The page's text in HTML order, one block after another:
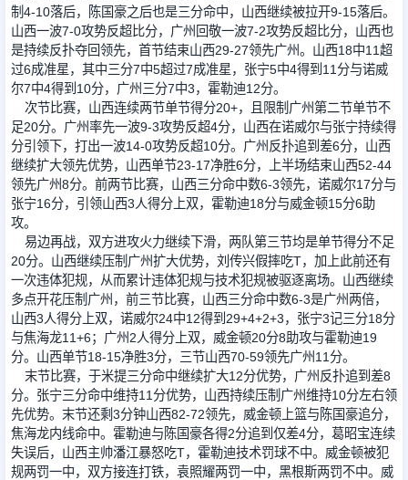
足球新闻
篮球新闻
制4-10落后，陈国豪之后也是三分命中，山西继续被拉开9-15落后。
山西一波7-0攻势反超比分，广州回敬一波7-2攻势反超比分，山西也
是持续反扑夺回领先，首节结束山西29-27领先广州。山西18中11超
过6成准星，其中三分7中5超过7成准星，张宁5中4得到11分与诺威
尔7中4得到10分，广州三分7中3，霍勒迪12分。
次节比赛，山西连续两节单节得分20+，且限制广州第二节单节不
足20分。广州率先一波9-3攻势反超4分，山西在诺威尔与张宁持续得
分引领下，打出一波14-0攻势反超10分。广州反扑追到差6分，山西
继续扩大领先优势，山西单节23-17净胜6分，上半场结束山西52-44
领先广州8分。前两节比赛，山西三分命中数6-3领先，诺威尔17分与
张宁16分，引领山西3人得分上双，霍勒迪18分与威金顿15分6助
攻。
易边再战，双方进攻火力继续下滑，两队第三节均是单节得分不足
20分。山西继续压制广州扩大优势，刘传兴假摔吃T，加上此前还有
一次违体犯规，从而累计违体犯规与技术犯规被驱逐离场。山西继续
多点开花压制广州，前三节比赛，山西三分命中数6-3是广州两倍，
山西3人得分上双，诺威尔24中12得到29+4+2+3，张宁3记三分18分
与焦海龙11+6；广州2人得分上双，威金顿20分8助攻与霍勒迪19
分。山西单节18-15净胜3分，三节山西70-59领先广州11分。
末节比赛，于米提三分命中继续扩大12分优势，广州反扑追到差8
分。张宁三分命中维持11分优势，山西持续压制广州维持10分左右领
先优势。末节还剩3分钟山西82-72领先，威金顿上篮与陈国豪追分，
焦海龙内线命中。霍勒迪与陈国豪各得2分追到仅差4分，葛昭宝连续
失误后，山西主帅潘江暴怒吃T，霍勒迪技术罚球不中。威金顿被犯
规两罚一中，双方接连打铁，袁照耀两罚一中，黑根斯两罚不中。威